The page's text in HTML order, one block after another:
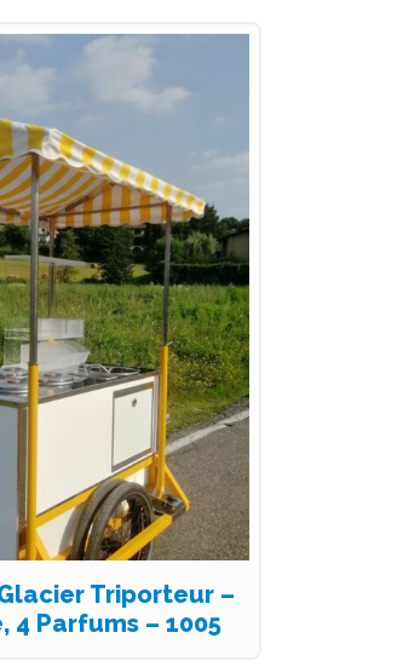
Triporteur –
4 Parfums – 1005